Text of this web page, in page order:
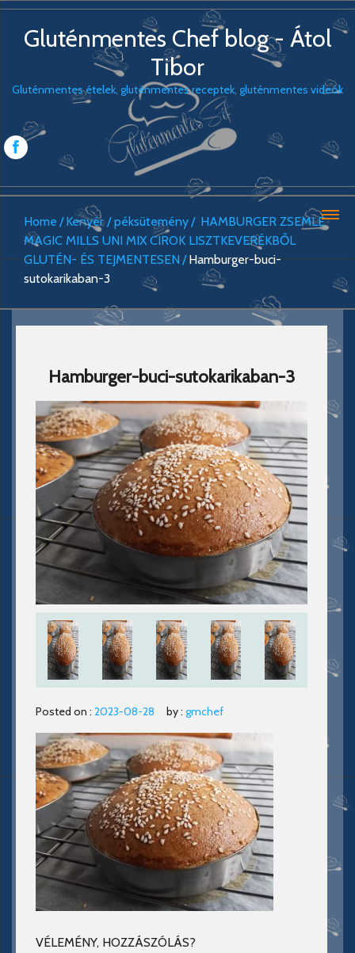
Gluténmentes Chef blog - Átol
Tibor
Gluténmentes ételek, gluténmentes receptek, gluténmentes videók
Home Kenyér / péksütemény
HAMBURGER ZSEMLE
MAGIC MILLS UNI MIX CIROK LISZTKEVERÉKBŐL
GLUTÉN- ÉS TEJMENTESEN
Hamburger-buci-
sutokarikaban-3
Hamburger-buci-sutokarikaban-3
Posted on : 2023-08-28 by : gmchef
VÉLEMÉNY, HOZZÁSZÓLÁS?